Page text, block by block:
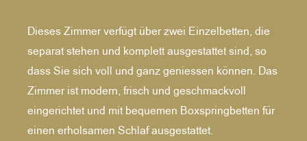
Dieses Zimmer verfügt über zwei Einzelbetten, die
separat stehen und komplett ausgestattet sind, so
dass Sie sich voll und ganz geniessen können. Das
Zimmer ist modern, frisch und geschmackvoll
eingerichtet und mit bequemen Boxspringbetten für
einen erholsamen Schlaf ausgestattet.